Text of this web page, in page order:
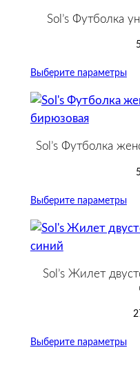
Sol’s Футболка
Выберите параметры
Sol’s Футболка
Выберите параметры
Sol’s Жилет
Выберите параметры